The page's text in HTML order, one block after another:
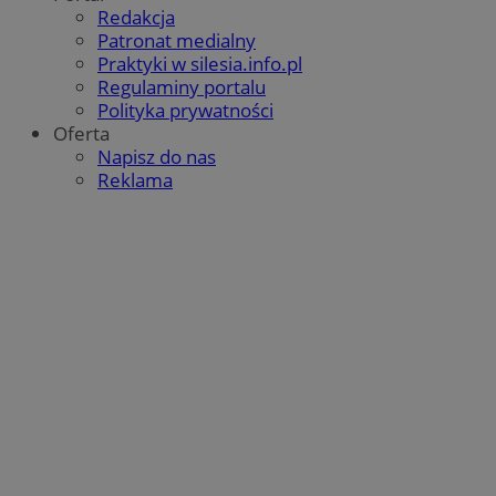
Redakcja
Patronat medialny
Praktyki w silesia.info.pl
Regulaminy portalu
Polityka prywatności
Oferta
Napisz do nas
Reklama